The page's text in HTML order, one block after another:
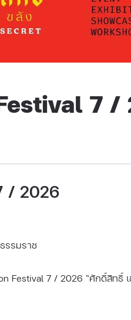
7 /
/ 2026
รรมราช
Festival 7 / 2026 “ศักดิ์สิทธิ์ เ